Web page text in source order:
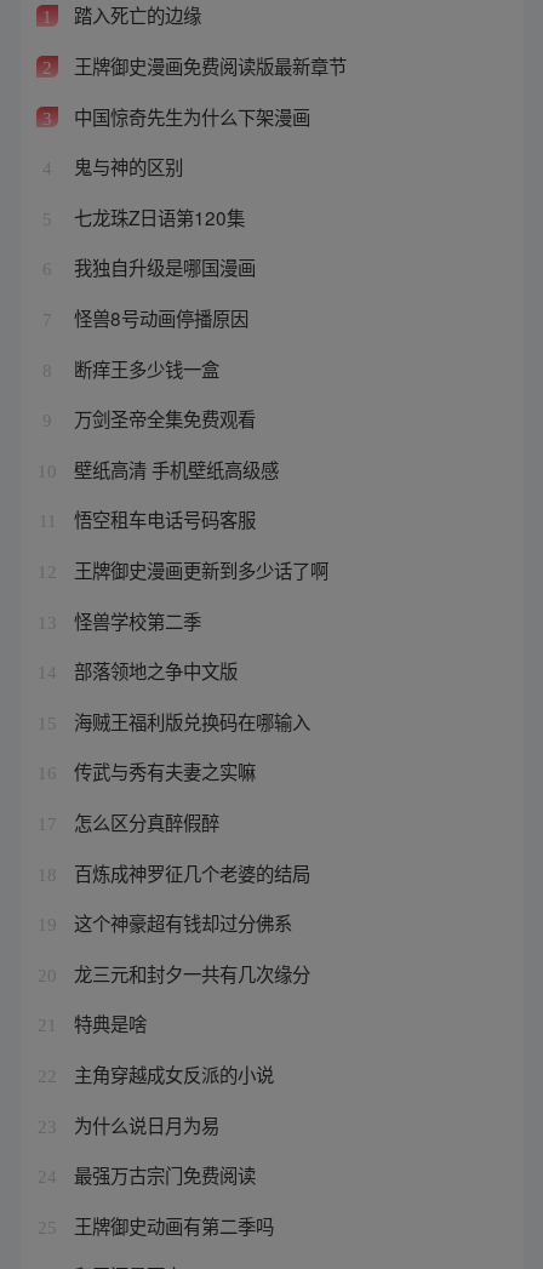
1 踏入死亡的边缘
2 王牌御史漫画免费阅读版最新章节
3 中国惊奇先生为什么下架漫画
4 鬼与神的区别
5 七龙珠Z日语第120集
6 我独自升级是哪国漫画
7 怪兽8号动画停播原因
8 断痒王多少钱一盒
9 万剑圣帝全集免费观看
10 壁纸高清 手机壁纸高级感
悟空租车电话号码客服
12 王牌御史漫画更新到多少话了啊
13 怪兽学校第二季
14 部落领地之争中文版
15 海贼王福利版兑换码在哪输入
16 传武与秀有夫妻之实嘛
17 怎么区分真醉假醉
18 百炼成神罗征几个老婆的结局
19 这个神豪超有钱却过分佛系
20 龙三元和封夕一共有几次缘分
21 特典是啥
22 主角穿越成女反派的小说
23 为什么说日月为易
24 最强万古宗门免费阅读
25 王牌御史动画有第二季吗